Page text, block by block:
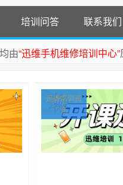
培训问答 联系我们
由“迅维手机维修培训中心”
迅维培训资
讯